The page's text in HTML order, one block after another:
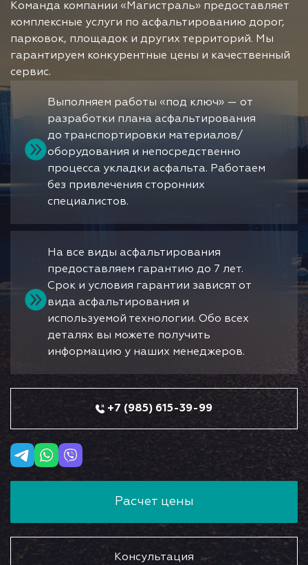
Команда компании «Магистраль» предоставляет
комплексные услуги по асфальтированию дорог,
парковок, площадок и других территорий. Мы
гарантируем конкурентные цены и качественный
сервис.
Выполняем работы «под ключ» — от
разработки плана асфальтирования
до транспортировки материалов/
оборудования и непосредственно
процесса укладки асфальта. Работаем
без привлечения сторонних
специалистов.
На все виды асфальтирования
предоставляем гарантию до 7 лет.
Срок и условия гарантии зависят от
вида асфальтирования и
используемой технологии. Обо всех
деталях вы можете получить
информацию у наших менеджеров.
+7 (985) 615-39-99
Расчет цены
Консультация